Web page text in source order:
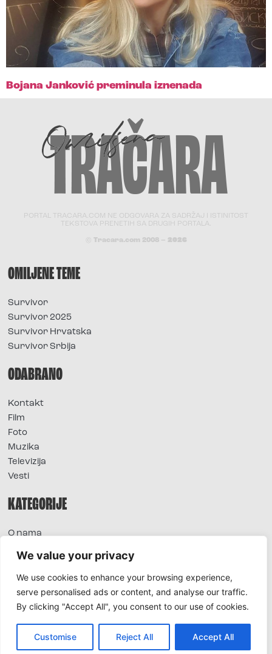
We value your privacy
We use cookies to enhance your browsing experience,
serve personalised ads or content, and analyse our traffic.
By clicking "Accept All", you consent to our use of cookies.
Customise Reject All Accept All
Bojana Janković preminula iznenada
PORTAL TRACARA.COM NE ODGOVARA ZA SADRŽAJ I ISTINITOST
TEKSTOVA PRENETIH SA DRUGIH PORTALA.
© Tracara.com 2008 – 2026
OMILJENE TEME
Survivor
Survivor 2025
Survivor Hrvatska
Survivor Srbija
ODABRANO
Kontakt
Film
Foto
Muzika
Televizija
Vesti
KATEGORIJE
O nama
Extra
Foto
Moda
TV
Horoskop